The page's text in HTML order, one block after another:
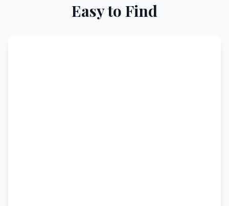
Easy to Find